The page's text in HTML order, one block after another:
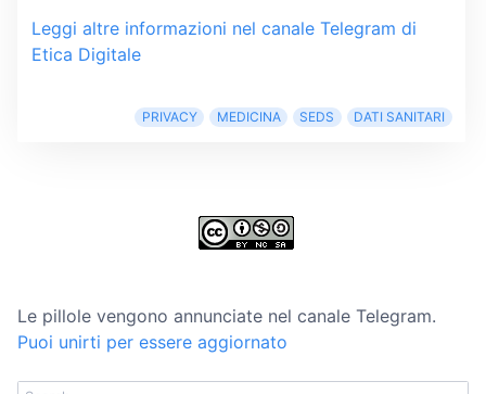
Leggi altre informazioni nel canale Telegram di
Etica Digitale
PRIVACY MEDICINA SEDS DATI SANITARI
Le pillole vengono annunciate nel canale Telegram.
Puoi unirti per essere aggiornato